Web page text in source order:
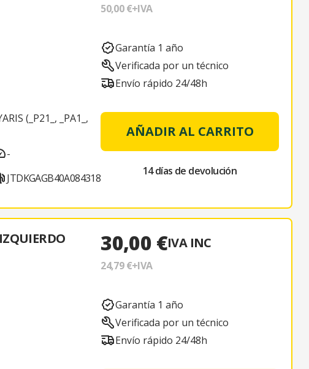
(_P21_, _PA1_,
-
JTDKGAGB40A084318
50,00 €+IVA
Garantía 1 año
Verificada por un técnico
Envío rápido 24/48h
AÑADIR AL CARRITO
14 días de devolución
30,00 €IVA INC
24,79 €+IVA
Garantía 1 año
Verificada por un técnico
Envío rápido 24/48h